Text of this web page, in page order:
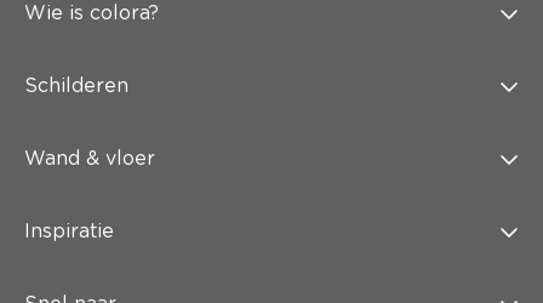
Wie is colora?
Schilderen
Wand & vloer
Inspiratie